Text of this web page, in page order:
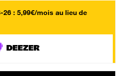
26 : 5,99€/mois au lieu de